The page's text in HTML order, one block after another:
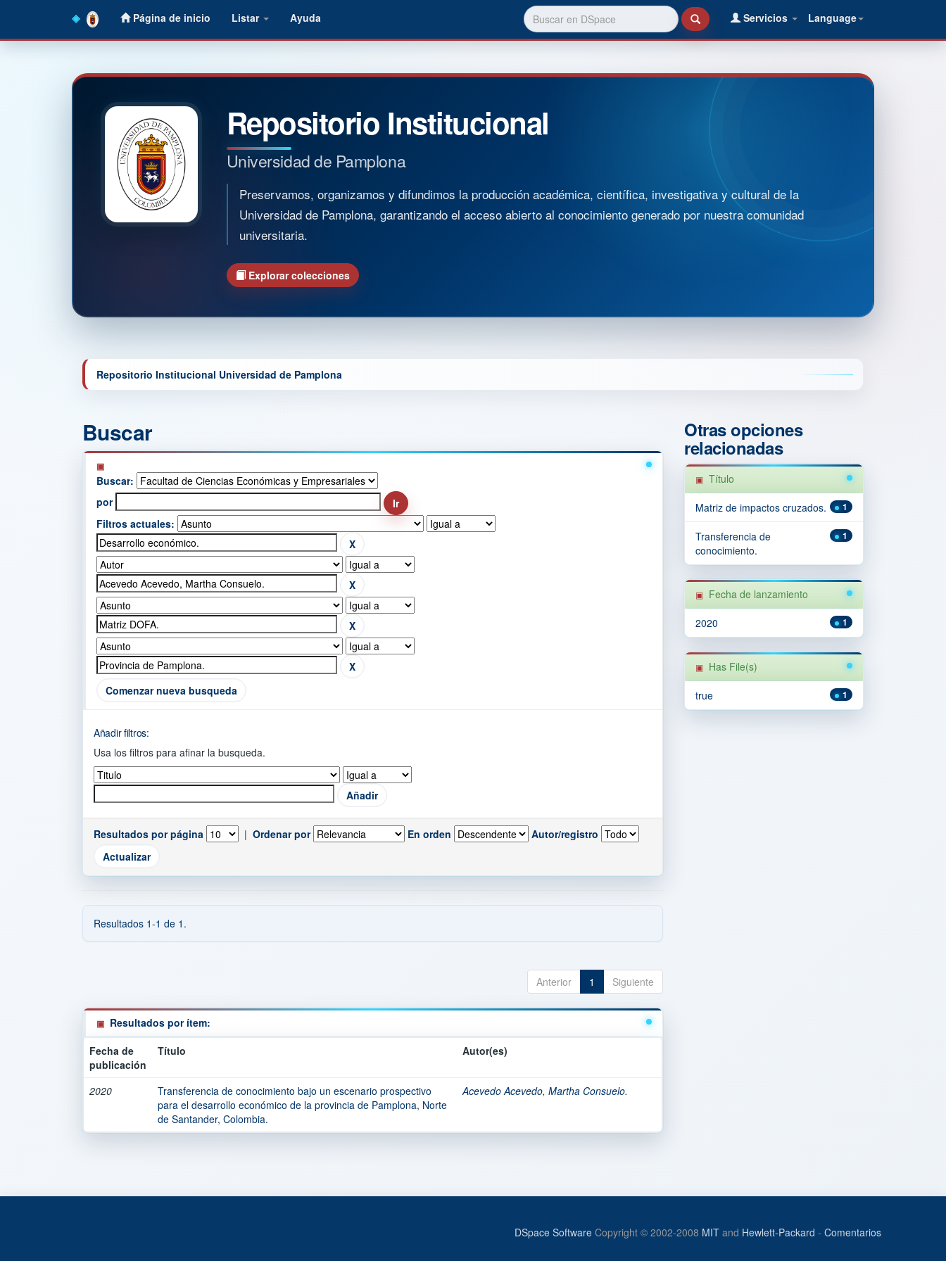
Página de inicio Listar Ayuda Language
Servicios
Repositorio Institucional
Universidad de Pamplona
Preservamos, organizamos y difundimos la producción académica, científica, investigativa y cultural de la
Universidad de Pamplona, garantizando el acceso abierto al conocimiento generado por nuestra comunidad
universitaria.
Explorar colecciones
Repositorio Institucional Universidad de Pamplona
Buscar
Buscar:
por
Filtros actuales:
Comenzar nueva busqueda
Añadir filtros:
Usa los filtros para afinar la busqueda.
Resultados por página | Ordenar por En orden Autor/registro
Resultados 1-1 de 1.
Anterior 1 Siguiente
Resultados por ítem:
Fecha de
publicación
Título Autor(es)
2020
Transferencia de conocimiento bajo un escenario prospectivo
para el desarrollo económico de la provincia de Pamplona, Norte
de Santander, Colombia.
Acevedo Acevedo, Martha Consuelo.
Otras opciones
relacionadas
Título
1
Matriz de impactos cruzados.
1
Transferencia de
conocimiento.
Fecha de lanzamiento
1
2020
Has File(s)
1
true
DSpace Software Copyright © 2002-2008 MIT and Hewlett-Packard - Comentarios